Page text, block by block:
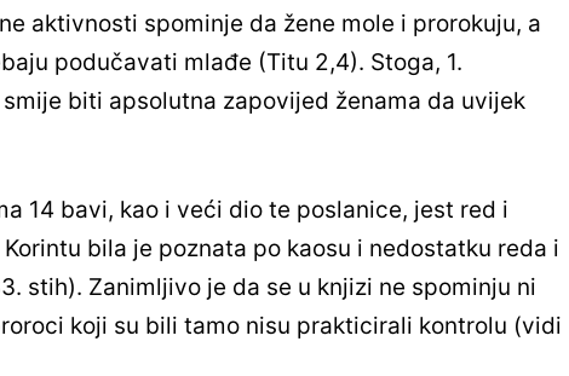
aktivnosti spominje da žene mole i prorokuju, a
podučavati mlađe (Titu 2,4). Stoga, 1.
biti apsolutna zapovijed ženama da uvijek
14 bavi, kao i veći dio te poslanice, jest red i
bila je poznata po kaosu i nedostatku reda i
stih). Zanimljivo je da se u knjizi ne spominju ni
koji su bili tamo nisu prakticirali kontrolu (vidi